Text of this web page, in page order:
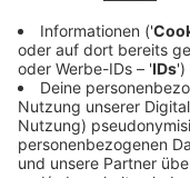
Anzeige